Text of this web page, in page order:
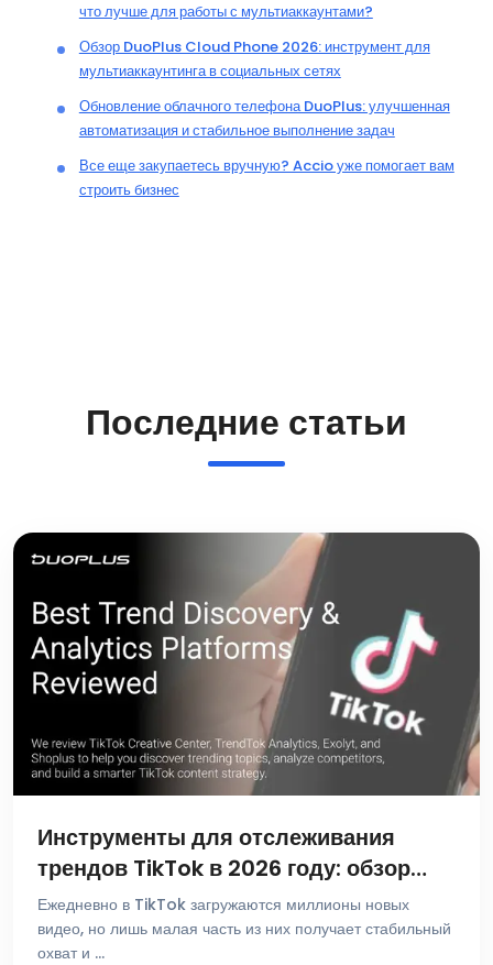
что лучше для работы с мультиаккаунтами?
Обзор DuoPlus Cloud Phone 2026: инструмент для
мультиаккаунтинга в социальных сетях
Обновление облачного телефона DuoPlus: улучшенная
автоматизация и стабильное выполнение задач
Все еще закупаетесь вручную? Accio уже помогает вам
строить бизнес
Последние статьи
Инструменты для отслеживания
трендов TikTok в 2026 году: обзор
лучших платформ для поиска и
аналитики
Ежедневно в TikTok загружаются миллионы новых
видео, но лишь малая часть из них получает стабильный
охват и …